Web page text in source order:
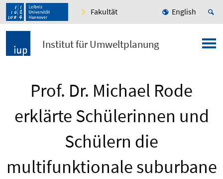
Fakultät English
Institut für Umweltplanung
Prof. Dr. Michael Rode
erklärte Schülerinnen und
Schülern die
multifunktionale suburbane